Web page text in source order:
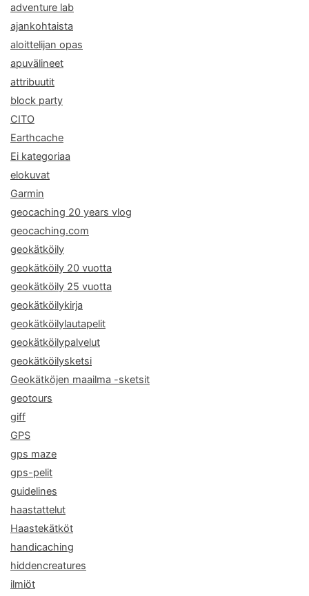
adventure lab
ajankohtaista
aloittelijan opas
apuvälineet
attribuutit
block party
CITO
Earthcache
Ei kategoriaa
elokuvat
Garmin
geocaching 20 years vlog
geocaching.com
geokätköily
geokätköily 20 vuotta
geokätköily 25 vuotta
geokätköilykirja
geokätköilylautapelit
geokätköilypalvelut
geokätköilysketsi
Geokätköjen maailma -sketsit
geotours
giff
GPS
gps maze
gps-pelit
guidelines
haastattelut
Haastekätköt
handicaching
hiddencreatures
ilmiöt